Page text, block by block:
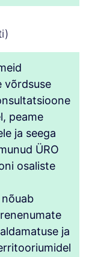
võrdsuse
peame
ja seega
ÜRO
osaliste
ja